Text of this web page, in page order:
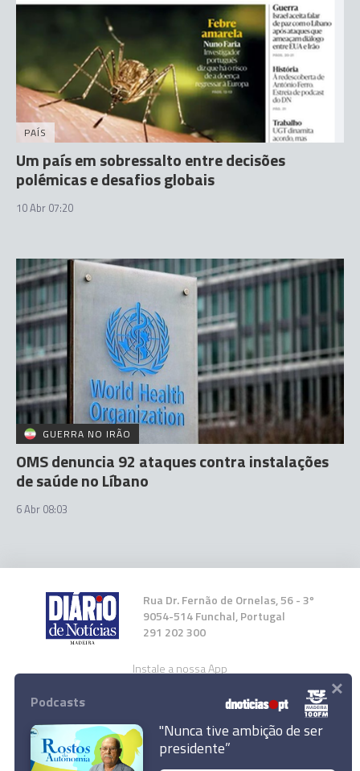
PAÍS
Um país em sobressalto entre decisões
polémicas e desafios globais
10 Abr 07:20
GUERRA NO IRÃO
OMS denuncia 92 ataques contra instalações
de saúde no Líbano
6 Abr 08:03
Rua Dr. Fernão de Ornelas, 56 - 3º
9054-514 Funchal, Portugal
291 202 300
Instale a nossa App
Podcasts
"Nunca tive ambição de ser
presidente”
×